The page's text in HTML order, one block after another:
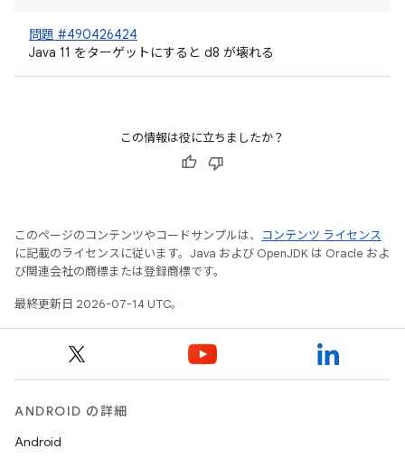
問題 #490426424
Java 11 をターゲットにすると d8 が壊れる
この情報は役に立ちましたか？
このページのコンテンツやコードサンプルは、
コンテンツ ライセンス
に記載のライセンスに従います。Java および OpenJDK は Oracle およ
び関連会社の商標または登録商標です。
最終更新日 2026-07-14 UTC。
ANDROID の詳細
Android